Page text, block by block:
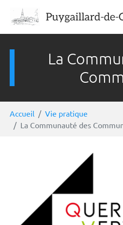
La
Accueil
Vie pratique
La Communauté des